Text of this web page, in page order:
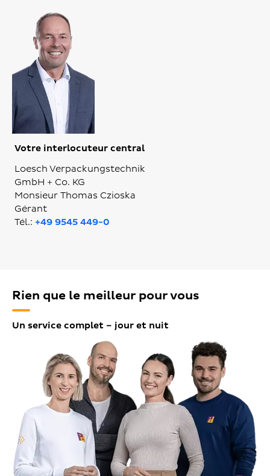
Votre interlocuteur central
Loesch Verpackungstechnik
GmbH + Co. KG
Monsieur Thomas Czioska
Gérant
Tél.: +49 9545 449-0
Rien que le meilleur pour vous
Un service complet – jour et nuit